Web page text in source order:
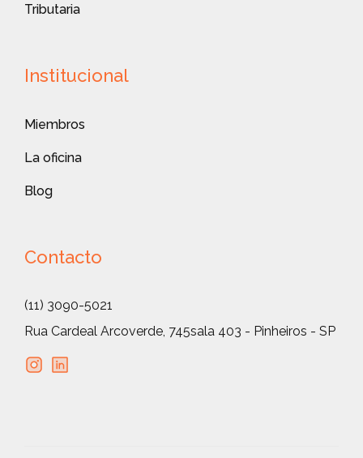
Tributaria
Institucional
Miembros
La oficina
Blog
Contacto
(11) 3090-5021
Rua Cardeal Arcoverde, 745sala 403 - Pinheiros - SP